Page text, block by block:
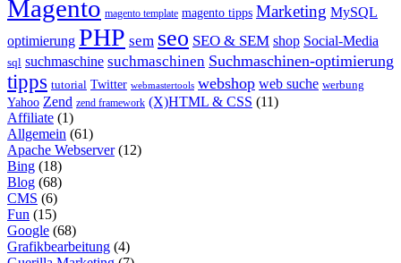
Magento magento template magento tipps Marketing MySQL
optimierung PHP sem seo SEO & SEM shop Social-Media
sql suchmaschine suchmaschinen Suchmaschinen-optimierung
tipps tutorial Twitter webmastertools webshop web suche werbung
Yahoo Zend zend framework (X)HTML & CSS (11)
Affiliate (1)
Allgemein (61)
Apache Webserver(12)
Bing (18)
Blog (68)
CMS (6)
Fun (15)
Google (68)
Grafikbearbeitung (4)